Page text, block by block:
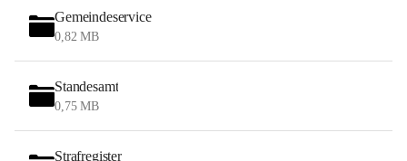
Gemeindeservice
0,82 MB
Standesamt
0,75 MB
Strafregister